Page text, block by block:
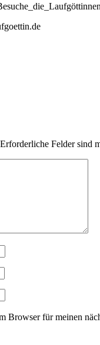
Erforderliche Felder sind
Browser für meinen